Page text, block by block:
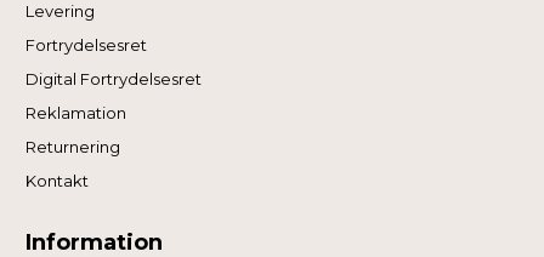
Levering
Fortrydelsesret
Digital Fortrydelsesret
Reklamation
Returnering
Kontakt
Information